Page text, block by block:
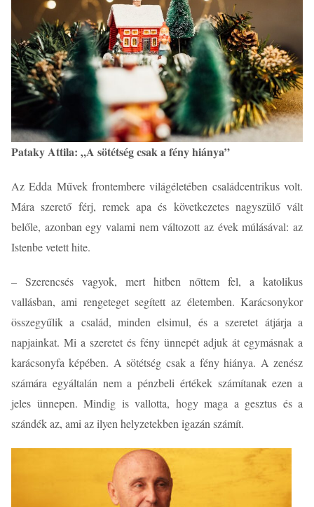
Pataky Attila: „A sötétség csak a fény hiánya”
Az Edda Művek frontembere világéletében családcentrikus volt.
Mára szerető férj, remek apa és következetes nagyszülő vált
belőle, azonban egy valami nem változott az évek múlásával: az
Istenbe vetett hite.
– Szerencsés vagyok, mert hitben nőttem fel, a katolikus
vallásban, ami rengeteget segített az életemben. Karácsonykor
összegyűlik a család, minden elsimul, és a szeretet átjárja a
napjainkat. Mi a szeretet és fény ünnepét adjuk át egymásnak a
karácsonyfa képében. A sötétség csak a fény hiánya. A zenész
számára egyáltalán nem a pénzbeli értékek számítanak ezen a
jeles ünnepen. Mindig is vallotta, hogy maga a gesztus és a
szándék az, ami az ilyen helyzetekben igazán számít.